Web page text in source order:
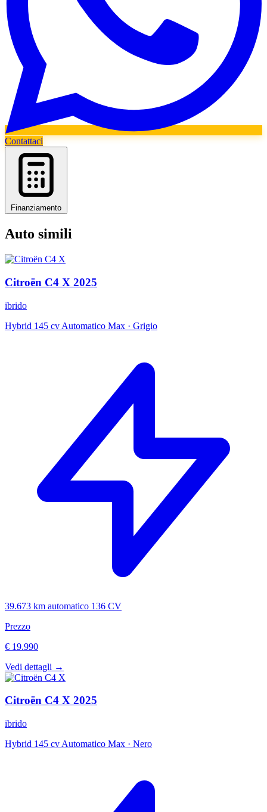
Contattaci
Finanziamento
Auto simili
Citroën C4 X 2025
ibrido
Hybrid 145 cv Automatico Max · Grigio
39.673 km automatico 136 CV
Prezzo
€ 19.990
Vedi dettagli →
Citroën C4 X 2025
ibrido
Hybrid 145 cv Automatico Max · Nero